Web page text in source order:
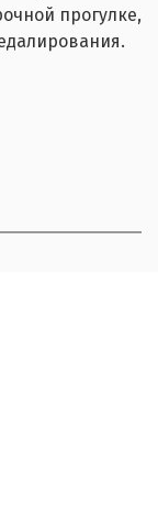
прогулке,